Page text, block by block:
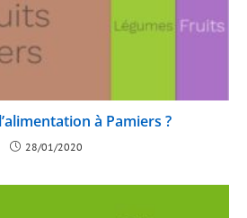
à Pamiers ?
28/01/2020